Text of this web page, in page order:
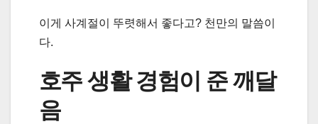
이게 사계절이 뚜렷해서 좋다고? 천만의 말씀이
다.
호주 생활 경험이 준 깨달
음